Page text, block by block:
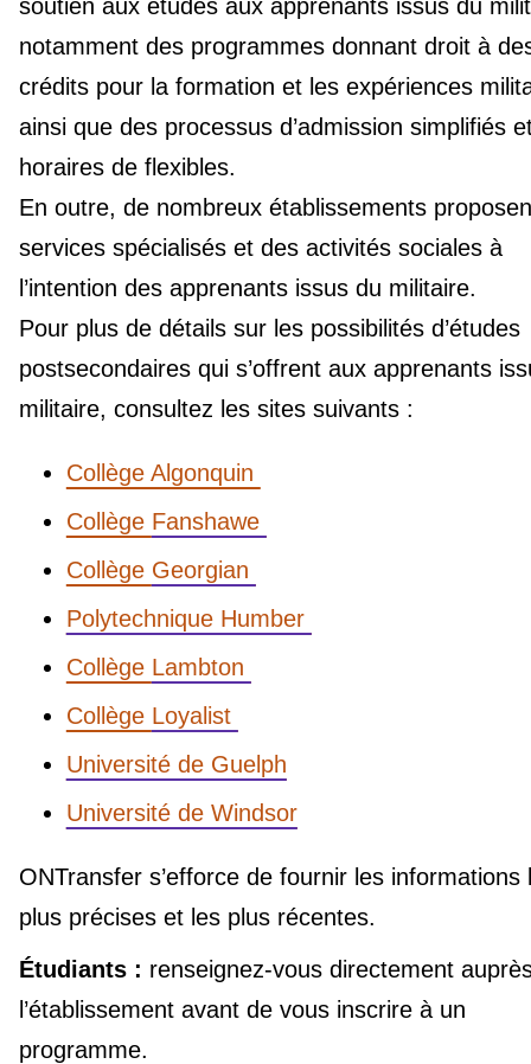
soutien aux études aux apprenants issus du
notamment des programmes donnant droit à
crédits pour la formation et les expériences
ainsi que des processus d’admission simplifiés
horaires de flexibles.
En outre, de nombreux établissements
services spécialisés et des activités sociales à
l’intention des apprenants issus du militaire.
Pour plus de détails sur les possibilités d’études
postsecondaires qui s’offrent aux apprenants
militaire, consultez les sites suivants :
Collège Algonquin
Collège Fanshawe
Collège Georgian
Polytechnique Humber
Collège Lambton
Collège Loyalist
Université de Guelph
Université de Windsor
ONTransfer s’efforce de fournir les informations
plus précises et les plus récentes.
Étudiants : renseignez-vous directement
l’établissement avant de vous inscrire à un
programme.